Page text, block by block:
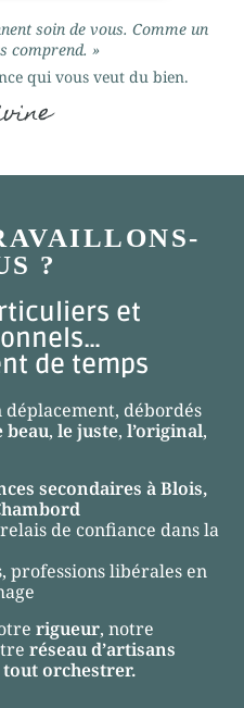
soin de vous. Comme un
comprend. »
qui vous veut du bien.
?
et
de temps
déplacement, débordés
beau, le juste, l’original,
secondaires à Blois,
de confiance dans la
libérales en
rigueur, notre
réseau d’artisans
tout orchestrer.